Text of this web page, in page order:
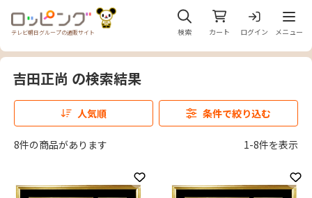
テレビ朝日グループの通販サイト 検索 カート ログイン
メニ
メニュー
吉田正尚 の検索結果
人気順 条件で絞り込む
8件の商品があります 1-8件を表示
お気に入りに登録 お